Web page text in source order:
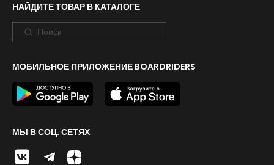
НАЙДИТЕ ТОВАР В КАТАЛОГЕ
МОБИЛЬНОЕ ПРИЛОЖЕНИЕ BOARDRIDERS
МЫ В СОЦ. СЕТЯХ